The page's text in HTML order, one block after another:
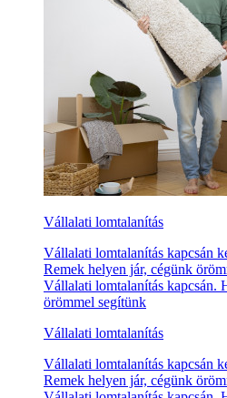
Vállalati lomtalanítás
Vállalati lomtalanítás kapcsán
Remek helyen jár, cégünk
Vállalati lomtalanítás kapcsán.
örömmel segítünk
Vállalati lomtalanítás
Vállalati lomtalanítás kapcsán
Remek helyen jár, cégünk